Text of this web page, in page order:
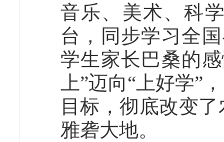
音乐、美术、科
台，同步学习全
学生家长巴桑的
上”迈向“上好学”
目标，彻底改变
雅砻大地。